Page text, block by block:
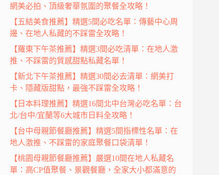
網美必拍、頂級奢華氛圍的聚餐全攻略！
【五結美食推薦】精選5間必吃名單：傳藝中心周
邊、在地人私藏的不踩雷全攻略！
【羅東下午茶推薦】精選3間必吃清單：在地人激
推、不踩雷的質感甜點私藏名單！
【新北下午茶推薦】精選30間必去清單：網美打
卡、隱藏版甜點，最強不踩雷全攻略！
【日本料理推薦】精選16間北中台灣必吃名單：台
北/台中/宜蘭等6大城市日料全攻略！
【台中母親節餐廳推薦】精選5間指標性名單：在
地人激推、不踩雷的家庭聚餐口袋清單！
【桃園母親節餐廳推薦】嚴選10間在地人私藏名
單：高CP值聚餐、景觀餐廳，全家大小都滿意的